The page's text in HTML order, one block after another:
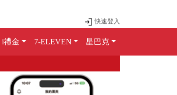
快速登入
i禮金 7-ELEVEN 星巴克